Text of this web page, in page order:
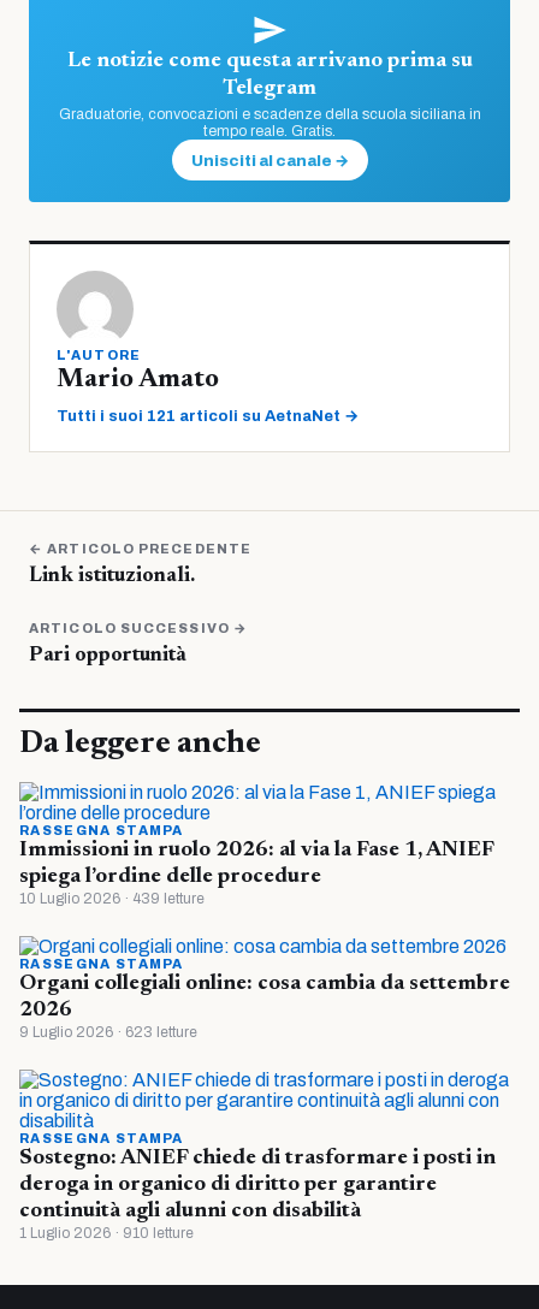
Le notizie come questa arrivano prima su
Telegram
Graduatorie, convocazioni e scadenze della scuola siciliana in
tempo reale. Gratis.
Unisciti al canale →
L'AUTORE
Mario Amato
Tutti i suoi 121 articoli su AetnaNet →
← ARTICOLO PRECEDENTE
Link istituzionali.
ARTICOLO SUCCESSIVO →
Pari opportunità
Da leggere anche
RASSEGNA STAMPA
Immissioni in ruolo 2026: al via la Fase 1, ANIEF
spiega l’ordine delle procedure
10 Luglio 2026 · 439 letture
RASSEGNA STAMPA
Organi collegiali online: cosa cambia da settembre
2026
9 Luglio 2026 · 623 letture
RASSEGNA STAMPA
Sostegno: ANIEF chiede di trasformare i posti in
deroga in organico di diritto per garantire
continuità agli alunni con disabilità
1 Luglio 2026 · 910 letture